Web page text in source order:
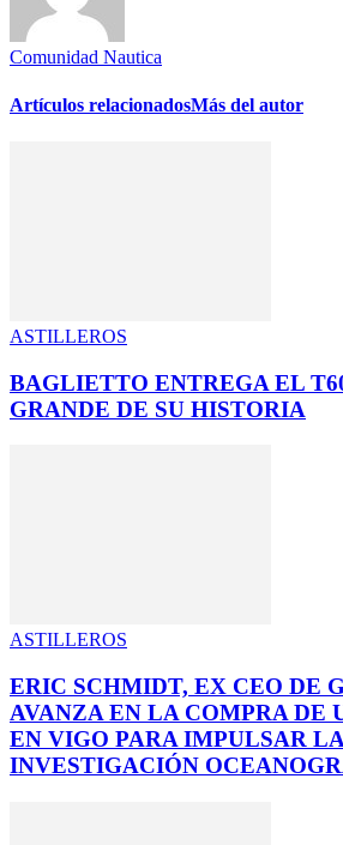
Comunidad Nautica
Artículos relacionadosMás del autor
ASTILLEROS
BAGLIETTO ENTREGA EL
GRANDE DE SU HISTORIA
ASTILLEROS
ERIC SCHMIDT, EX CEO DE
AVANZA EN LA COMPRA DE
EN VIGO PARA IMPULSAR LA
INVESTIGACIÓN